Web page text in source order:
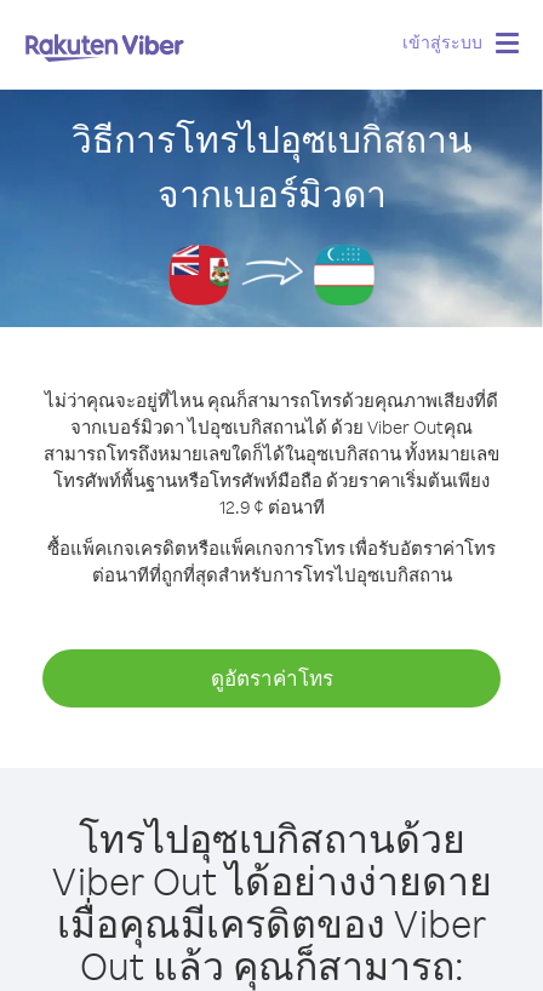
เข้าสู่ระบบ
วิธีการโทรไปอุซเบกิสถาน
จากเบอร์มิวดา
ไม่ว่าคุณจะอยู่ที่ไหน คุณก็สามารถโทรด้วยคุณภาพเสียงที่ดี
จากเบอร์มิวดา ไปอุซเบกิสถานได้ ด้วย Viber Outคุณ
สามารถโทรถึงหมายเลขใดก็ได้ในอุซเบกิสถาน ทั้งหมายเลข
โทรศัพท์พื้นฐานหรือโทรศัพท์มือถือ ด้วยราคาเริ่มต้นเพียง
12.9 ¢ ต่อนาที
ซื้อแพ็คเกจเครดิตหรือแพ็คเกจการโทร เพื่อรับอัตราค่าโทร
ต่อนาทีที่ถูกที่สุดสำหรับการโทรไปอุซเบกิสถาน
ดูอัตราค่าโทร
โทรไปอุซเบกิสถานด้วย
Viber Out ได้อย่างง่ายดาย
เมื่อคุณมีเครดิตของ Viber
Out แล้ว คุณก็สามารถ: